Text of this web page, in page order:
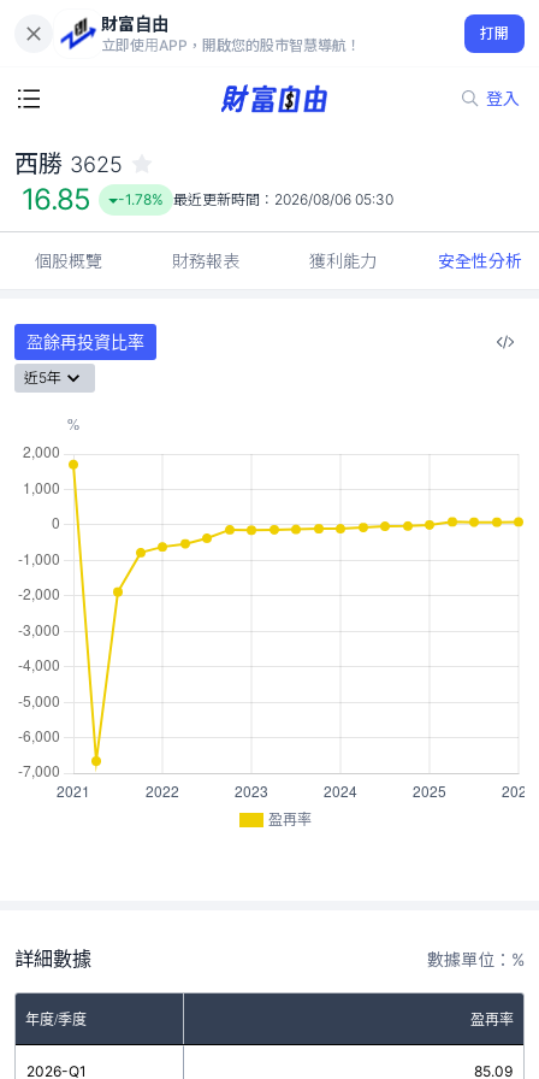
財富自由
立即使用APP，開啟您的股市智慧導航！
打開
登入
16.85
-1.78%
西勝 3625
16.85 -1.78% 最近更新時間： 2026/08/06 05:30
個股概覽 財務報表 獲利能力 安全性分析
盈餘再投資比率
近5年
盈再率
詳細數據 數據單位：%
年度/季度 盈再率
2026-Q1 85.09